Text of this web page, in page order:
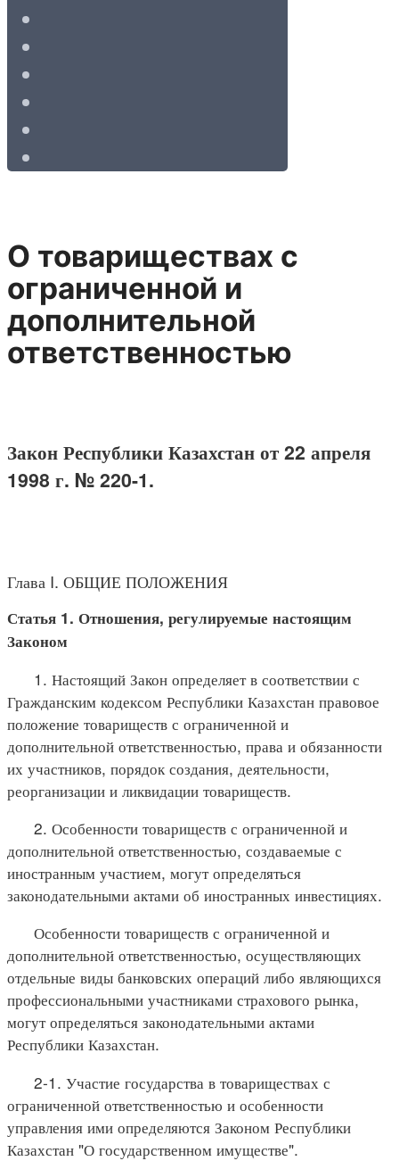
О товариществах с
ограниченной и
дополнительной
ответственностью
Закон Республики Казахстан от 22 апреля
1998 г. № 220-1.
Глава I. ОБЩИЕ ПОЛОЖЕНИЯ
Статья 1. Отношения, регулируемые настоящим
Законом
1. Настоящий Закон определяет в соответствии с
Гражданским кодексом Республики Казахстан правовое
положение товариществ с ограниченной и
дополнительной ответственностью, права и обязанности
их участников, порядок создания, деятельности,
реорганизации и ликвидации товариществ.
2. Особенности товариществ с ограниченной и
дополнительной ответственностью, создаваемые с
иностранным участием, могут определяться
законодательными актами об иностранных инвестициях.
Особенности товариществ с ограниченной и
дополнительной ответственностью, осуществляющих
отдельные виды банковских операций либо являющихся
профессиональными участниками страхового рынка,
могут определяться законодательными актами
Республики Казахстан.
2-1. Участие государства в товариществах с
ограниченной ответственностью и особенности
управления ими определяются Законом Республики
Казахстан "О государственном имуществе".